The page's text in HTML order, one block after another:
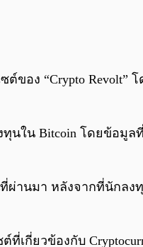
ต์ของ “Crypto
นใน Bitcoin โดยข้อมู
านมา หลังจากที่นักลง
ต์ที่เกี่ยวข้องกับ